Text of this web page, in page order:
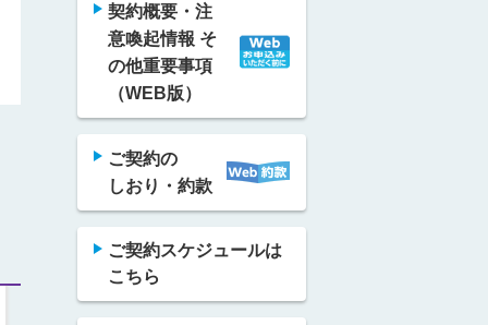
契約概要・注
意喚起情報 そ
の他重要事項
（WEB版）
ご契約の
しおり・約款
ご契約スケジュールは
こちら